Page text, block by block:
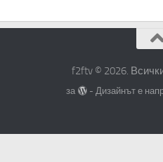
f2ftv © 2026.
за - Дизайнът е